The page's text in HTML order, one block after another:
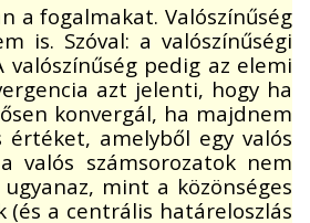
a fogalmakat. Valószínűség
is. Szóval: a valószínűségi
pedig az elemi
azt jelenti, hogy ha
konvergál, ha majdnem
amelyből egy valós
valós számsorozatok nem
mint a közönséges
a centrális határeloszlás